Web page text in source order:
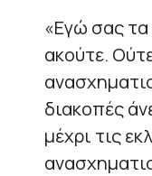
«Εγώ σας τα
ακούτε.
διακοπές
μέχρι τις